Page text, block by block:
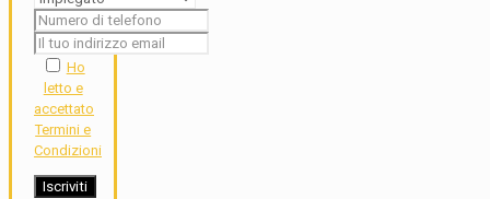
Ho
letto e
accettato
Termini e
Condizioni